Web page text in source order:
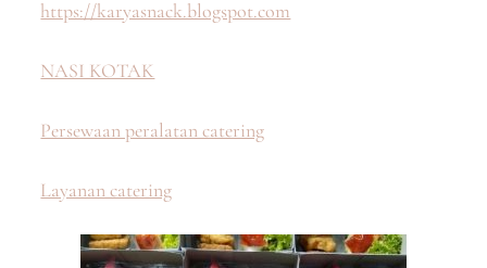
https://karyasnack.blogspot.com
NASI KOTAK
Persewaan peralatan catering
Layanan catering